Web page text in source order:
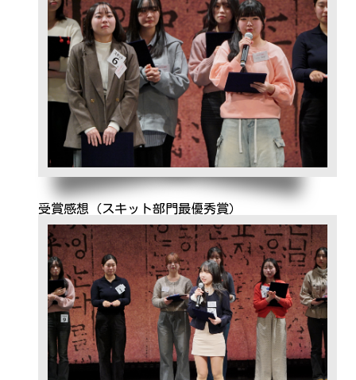
受賞感想（スキット部門最優秀賞）